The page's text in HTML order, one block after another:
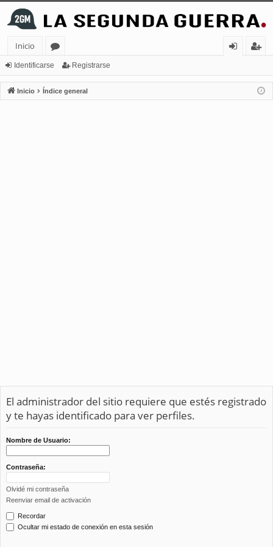
Inicio
or
os
nt
ifi
ist
ra
Identificarse Registrarse
Inicio Índice general
El administrador del sitio requiere que estés registrado
y te hayas identificado para ver perfiles.
Nombre de Usuario:
Contraseña:
Olvidé mi contraseña
Reenviar email de activación
Recordar
Ocultar mi estado de conexión en esta sesión